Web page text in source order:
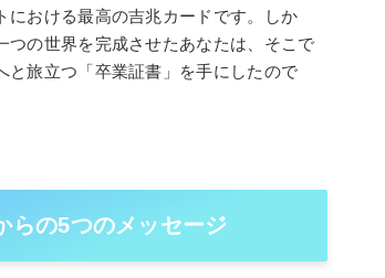
における最高の吉兆カードです。しか
つの世界を完成させたあなたは、そこで
と旅立つ「卒業証書」を手にしたので
らの5つのメッセージ